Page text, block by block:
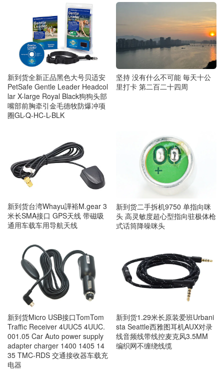
新到货全新正品黑色大号贝适安
PetSafe Gentle Leader Headcol
lar X-large Royal Black狗狗头部
嘴部前胸牵引金毛德牧防爆冲项
圈GL-Q-HC-L-BLK
坚持 没有什么不可能 毎天十公
里打卡 第二百二十四周
新到货台湾Whayu譁裕M.gear 3
米长SMA接口 GPS天线 带磁吸
通用车载车用导航天线
新到货二手拆机9750 单指向咪
头 高灵敏度超心型指向驻极体枪
式话筒降噪咪头
新到货Micro USB接口TomTom
Traffic Receiver 4UUC5 4UUC.
001.05 Car Auto power supply
adapter charger 1400 1405 14
35 TMC-RDS 交通接收器车载充
电器
新到货1.29米长原装爱班Urbani
sta Seattle西雅图耳机AUX对录
线音频线带线控麦克风3.5MM
编织网不缠绕线缆